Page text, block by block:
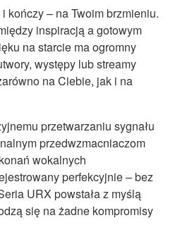
kończy – na Twoim brzmieniu.
inspiracją a gotowym
na starcie ma ogromny
występy lub streamy
na Ciebie, jak i na
przetwarzaniu sygnału
przedwzmacniaczom
wokalnych
perfekcyjnie – bez
URX powstała z myślą
się na żadne kompromisy